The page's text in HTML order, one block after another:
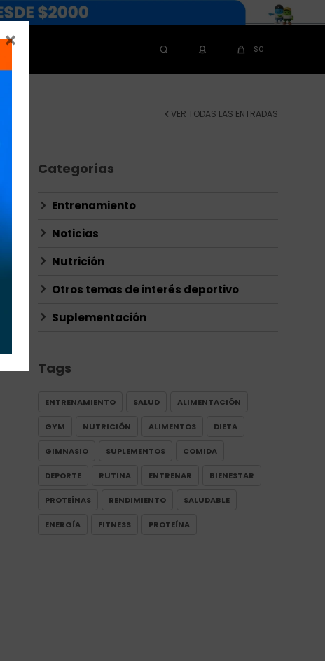

$0
VER TODAS LAS ENTRADAS
Categorías
Entrenamiento
Noticias
Nutrición
Otros temas de interés deportivo
Suplementación
Tags
ENTRENAMIENTO SALUD ALIMENTACIÓN
GYM NUTRICIÓN ALIMENTOS DIETA
GIMNASIO SUPLEMENTOS COMIDA
DEPORTE RUTINA ENTRENAR BIENESTAR
PROTEÍNAS RENDIMIENTO SALUDABLE
ENERGÍA FITNESS PROTEÍNA